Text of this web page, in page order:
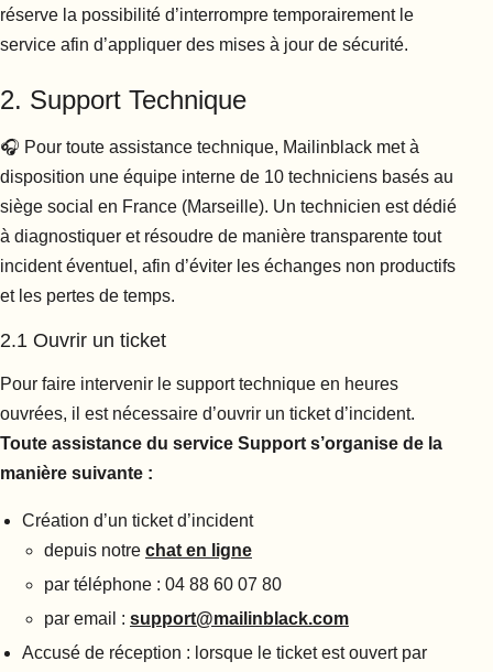
réserve la possibilité d’interrompre temporairement le
service afin d’appliquer des mises à jour de sécurité.
2. Support Technique
🎧 Pour toute assistance technique, Mailinblack met à
disposition une équipe interne de 10 techniciens basés au
siège social en France (Marseille). Un technicien est dédié
à diagnostiquer et résoudre de manière transparente tout
incident éventuel, afin d’éviter les échanges non productifs
et les pertes de temps.
2.1 Ouvrir un ticket
Pour faire intervenir le support technique en heures
ouvrées, il est nécessaire d’ouvrir un ticket d’incident.
Toute assistance du service Support s’organise de la
manière suivante :
Création d’un ticket d’incident
depuis notre chat en ligne
par téléphone : 04 88 60 07 80
par email : support@mailinblack.com
Accusé de réception : lorsque le ticket est ouvert par